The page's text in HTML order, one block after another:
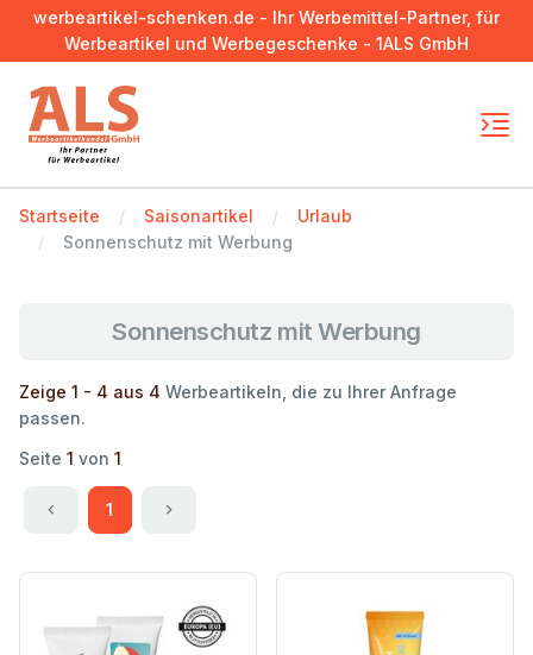
werbeartikel-schenken.de - Ihr Werbemittel-Partner, für
Werbeartikel und Werbegeschenke - 1ALS GmbH
Startseite Saisonartikel
Urlaub
Sonnenschutz mit Werbung
Sonnenschutz mit Werbung
Zeige 1 - 4 aus 4 Werbeartikeln, die zu Ihrer Anfrage
passen.
Seite 1 von 1
1